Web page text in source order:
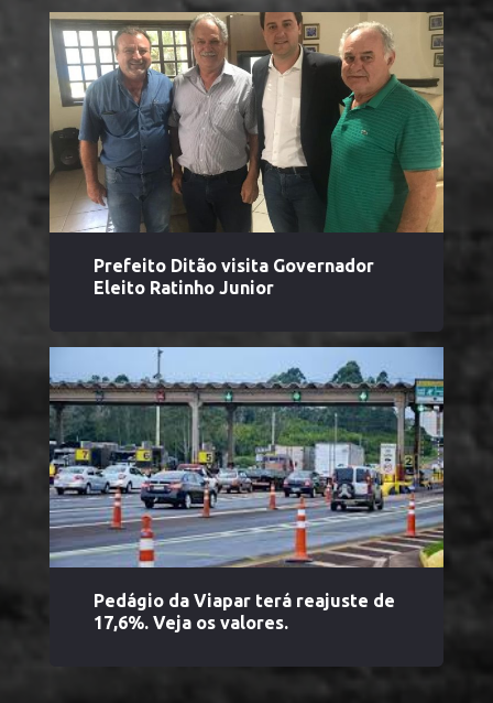
Prefeito Ditão visita Governador
Eleito Ratinho Junior
Pedágio da Viapar terá reajuste de
17,6%. Veja os valores.